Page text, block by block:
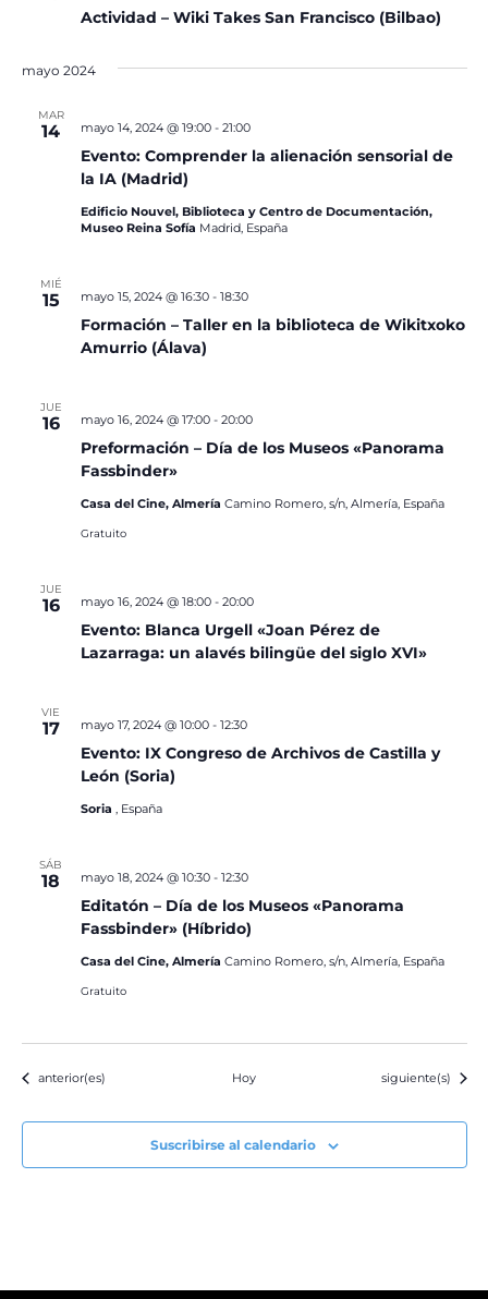
Actividad – Wiki Takes San Francisco (Bilbao)
mayo 2024
MAR
14
Evento: Comprender la alienación sensorial de
la IA (Madrid)
mayo 14, 2024 @ 19:00- 21:00
Edificio Nouvel, Biblioteca y Centro de Documentación,
Museo Reina Sofía Madrid, España
MIÉ
15
Formación – Taller en la biblioteca de Wikitxoko
Amurrio (Álava)
mayo 15, 2024 @ 16:30- 18:30
JUE
16
Preformación – Día de los Museos «Panorama
Fassbinder»
mayo 16, 2024 @ 17:00- 20:00
Casa del Cine, Almería Camino Romero, s/n, Almería, España
Gratuito
JUE
16
Evento: Blanca Urgell «Joan Pérez de
Lazarraga: un alavés bilingüe del siglo XVI»
mayo 16, 2024 @ 18:00- 20:00
VIE
17
Evento: IX Congreso de Archivos de Castilla y
León (Soria)
mayo 17, 2024 @ 10:00- 12:30
Soria , España
SÁB
18
Editatón – Día de los Museos «Panorama
Fassbinder» (Híbrido)
mayo 18, 2024 @ 10:30- 12:30
Casa del Cine, Almería Camino Romero, s/n, Almería, España
Gratuito
Eventos
anterior(es) Hoy Eventos
siguiente(s)
Suscribirse al calendario